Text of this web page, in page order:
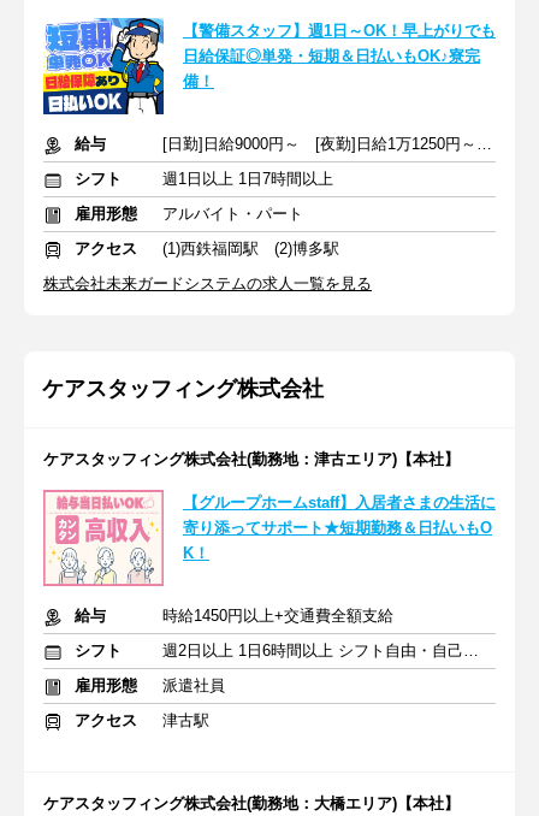
【警備スタッフ】週1日～OK！早上がりでも
日給保証◎単発・短期＆日払いもOK♪寮完
備！
給与
[日勤]日給9000円～ [夜勤]日給1万1250円～ ＋交通費全額
シフト
週1日以上 1日7時間以上
雇用形態
アルバイト・パート
アクセス
(1)西鉄福岡駅 (2)博多駅
株式会社未来ガードシステムの求人一覧を見る
ケアスタッフィング株式会社
ケアスタッフィング株式会社(勤務地：津古エリア)【本社】
【グループホームstaff】入居者さまの生活に
寄り添ってサポート★短期勤務＆日払いもO
K！
給与
時給1450円以上+交通費全額支給
シフト
週2日以上 1日6時間以上 シフト自由・自己申告
雇用形態
派遣社員
アクセス
津古駅
ケアスタッフィング株式会社(勤務地：大橋エリア)【本社】